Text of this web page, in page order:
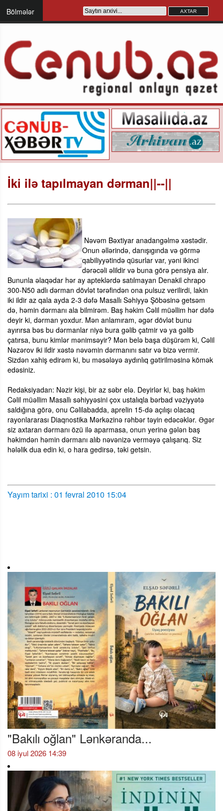
Bölmələr
İki ilə tapılmayan dərman||--||
Nəvəm Bəxtiyar anadangəlmə xəstədir.
Onun əllərində, danışıgında və görmə
qabiliyyətində qüsurlar var, yəni ikinci
dərəcəli əlildir və buna görə pensiya alır.
Bununla əlaqədar hər ay apteklərdə satılmayan Denakil chrapo
300-N50 adlı dərman dövlət tərəfindən ona pulsuz verilirdi, lakin
iki ildir az qala ayda 2-3 dəfə Masallı Səhiyyə Şöbəsinə getsəm
də, həmin dərmanı ala bilmirəm. Baş həkim Cəlil müəllim hər dəfə
deyir ki, dərman yoxdur. Mən anlamıram, əgər dövlət bunu
ayırırsa bəs bu dərmanlar niyə bura gəlib çatmir və ya gəlib
çatırsa, bunu kimlər mənimsəyir? Mən belə başa düşürəm ki, Cəlil
Nəzərov iki ildir xəstə nəvəmin dərmanını satır və bizə vermir.
Sizdən xahiş edirəm ki, bu məsələyə aydınlıq gətirilməsinə kömək
edəsiniz.
Redaksiyadan: Nəzir kişi, bir az səbr elə. Deyirlər ki, baş həkim
Cəlil müəllim Masallı səhiyyəsini çox ustalıqla bərbad vəziyyətə
saldığına görə, onu Cəlilabadda, aprelin 15-də açılışı olacaq
rayonlararası Diaqnostika Mərkəzinə rəhbər təyin edəcəklər. Əgər
siz axtaran dərmanı özü ilə aparmasa, onun yerinə gələn baş
həkimdən həmin dərmanı alıb nəvənizə verməyə çalışarıq. Siz
hələlik dua edin ki, o hara gedirsə, təki getsin.
Yayım tarixi : 01 fevral 2010 15:04
"Bakılı oğlan" Lənkəranda...
08 iyul 2026 14:39